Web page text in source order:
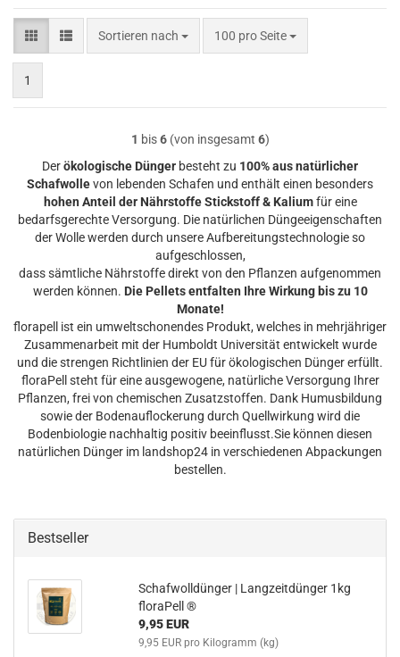
Sortieren nach
Sortieren nach 100 pro Seite
pro Seite
1
1 bis6(von insgesamt 6)
Derökologische Dünger besteht zu 100% aus natürlicher
Schafwollevon lebenden Schafen und enthält einen besonders
hohen Anteil der Nährstoffe Stickstoff & Kaliumfür eine
bedarfsgerechte Versorgung. Die natürlichen Düngeeigenschaften
der Wolle werden durch unsere Aufbereitungstechnologie so
aufgeschlossen,
dass sämtliche Nährstoffe direkt von den Pflanzen aufgenommen
werden können. Die Pellets entfalten Ihre Wirkung bis zu 10
Monate!
florapell ist ein umweltschonendes Produkt, welches in mehrjähriger
Zusammenarbeit mit der Humboldt Universität entwickelt wurde
und die strengen Richtlinien der EU für ökologischen Dünger erfüllt.
floraPell steht für eine ausgewogene, natürliche Versorgung Ihrer
Pflanzen, frei von chemischen Zusatzstoffen. Dank Humusbildung
sowie der Bodenauflockerung durch Quellwirkung wird die
Bodenbiologie nachhaltig positiv beeinflusst.Sie können diesen
natürlichen Dünger im landshop24 in verschiedenen Abpackungen
bestellen.
Bestseller
Schafwolldünger | Langzeitdünger 1kg
floraPell ®
9,95 EUR
9,95 EUR pro Kilogramm (kg)